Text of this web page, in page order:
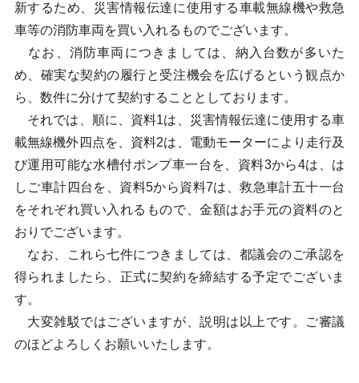
新するため、災害情報伝達に使用する車載無線機や救急
車等の消防車両を買い入れるものでございます。
なお、消防車両につきましては、納入台数が多いた
め、確実な契約の履行と受注機会を広げるという観点か
ら、数件に分けて契約することとしております。
それでは、順に、資料1は、災害情報伝達に使用する車
載無線機外四点を、資料2は、電動モーターにより走行及
び運用可能な水槽付ポンプ車一台を、資料3から4は、は
しご車計四台を、資料5から資料7は、救急車計五十一台
をそれぞれ買い入れるもので、金額はお手元の資料のと
おりでございます。
なお、これら七件につきましては、都議会のご承認を
得られましたら、正式に契約を締結する予定でございま
す。
大変雑駁ではございますが、説明は以上です。ご審議
のほどよろしくお願いいたします。